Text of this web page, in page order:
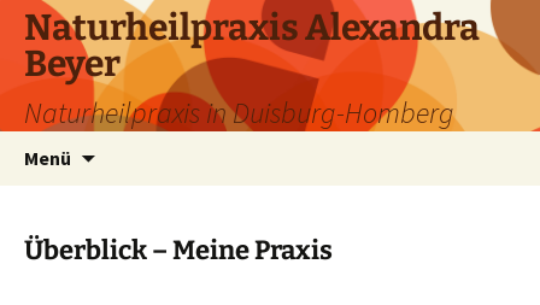
Naturheilpraxis Alexandra
Beyer
Naturheilpraxis in Duisburg-Homberg
Menü
Überblick – Meine Praxis